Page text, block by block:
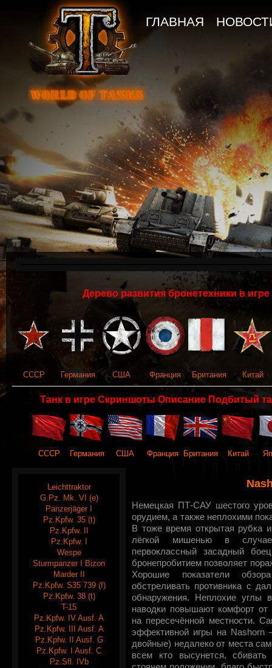
ГЛАВНАЯ
Дерево развития бронетехники в
СССР Германия США Франция Британия Китай
Танк в игре Скриншоты Описание Подбитый
СССР Германия США Франция Британия Китай
Leichttraktor
G.Pz. Mk. VI (e)
Panzerjäger I
Pz.Kpfw. 35 (t)
Pz.Kpfw. II
Pz.Kpfw. I
Wespe
Sturmpanzer I Bizon
Marder II
Pz.Kpfw. S35 739 (f)
Pz.Kpfw. 38 (t)
T-15
Pz.Kpfw. IV Ausf. A
Pz.Kpfw. III Ausf. A
Pz.Kpfw. II Ausf. G
Pz.Kpfw. I Ausf. C
Pz.Sfl. IVb
Немецкая ПТ-САУ шестого
орудием, а также неплохими
В тоже время открытая рубка
лёгкой мишенью в
первоклассный засадный
бронепробитием позволяет
Хорошие показатели
обстреливать противника с
обнаружения. Неплохие углы
наводки повышают комфорт
на пересечённой местности.
эффективной игры на Nashorn
двойные) недалеко от места
всем кто высунется,